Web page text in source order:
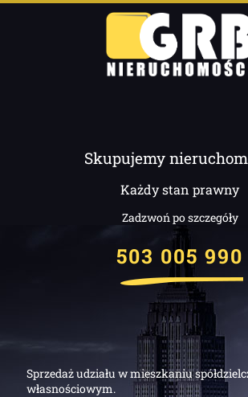
Skupujemy
Każdy stan prawny
Zadzwoń po szczegóły
503 005 990
Sprzedaż udziału w mieszkaniu
własnościowym.